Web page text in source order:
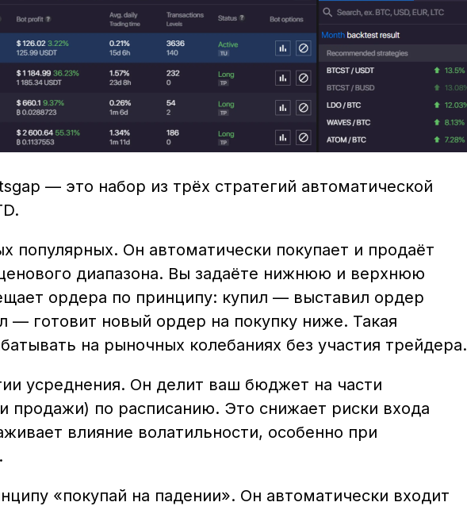
— это набор из трёх стратегий автоматической
популярных. Он автоматически покупает и продаёт
диапазона. Вы задаёте нижнюю и верхнюю
ордера по принципу: купил — выставил ордер
— готовит новый ордер на покупку ниже. Такая
на рыночных колебаниях без участия трейдера.
усреднения. Он делит ваш бюджет на части
продажи) по расписанию. Это снижает риски входа
влияние волатильности, особенно при
«покупай на падении». Он автоматически входит